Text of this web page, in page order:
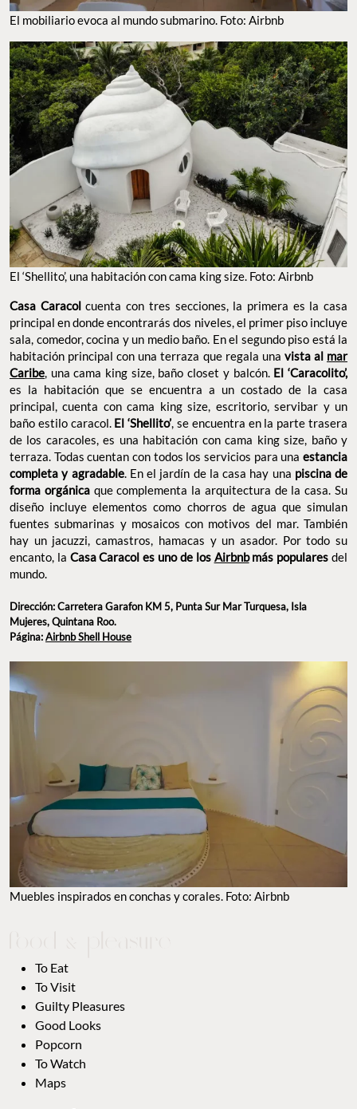
El mobiliario evoca al mundo submarino. Foto: Airbnb
El ‘Shellito’, una habitación con cama king size. Foto: Airbnb
Casa Caracolcuenta con tres secciones, la primera es la casa
principal en donde encontrarás dos niveles, el primer piso incluye
sala, comedor, cocina y un medio baño. En el segundo piso está la
habitación principal con una terraza que regala una vista al mar
Caribe, una cama king size, baño closet y balcón. El ‘Caracolito’,
es la habitación que se encuentra a un costado de la casa
principal, cuenta con cama king size, escritorio, servibar y un
baño estilo caracol. El ‘Shellito’, se encuentra en la parte trasera
de los caracoles, es una habitación con cama king size, baño y
terraza. Todas cuentan con todos los servicios para una estancia
completa y agradable. En el jardín de la casa hay una piscina de
forma orgánicaque complementa la arquitectura de la casa. Su
diseño incluye elementos como chorros de agua que simulan
fuentes submarinas y mosaicos con motivos del mar. También
hay un jacuzzi, camastros, hamacas y un asador. Por todo su
encanto, la Casa Caracol es uno de los Airbnbmás popularesdel
mundo.
Dirección: Carretera Garafon KM 5, Punta Sur Mar Turquesa, Isla
Mujeres, Quintana Roo.
Página:Airbnb Shell House
Muebles inspirados en conchas y corales. Foto: Airbnb
To Eat
To Visit
Guilty Pleasures
Good Looks
Popcorn
To Watch
Maps